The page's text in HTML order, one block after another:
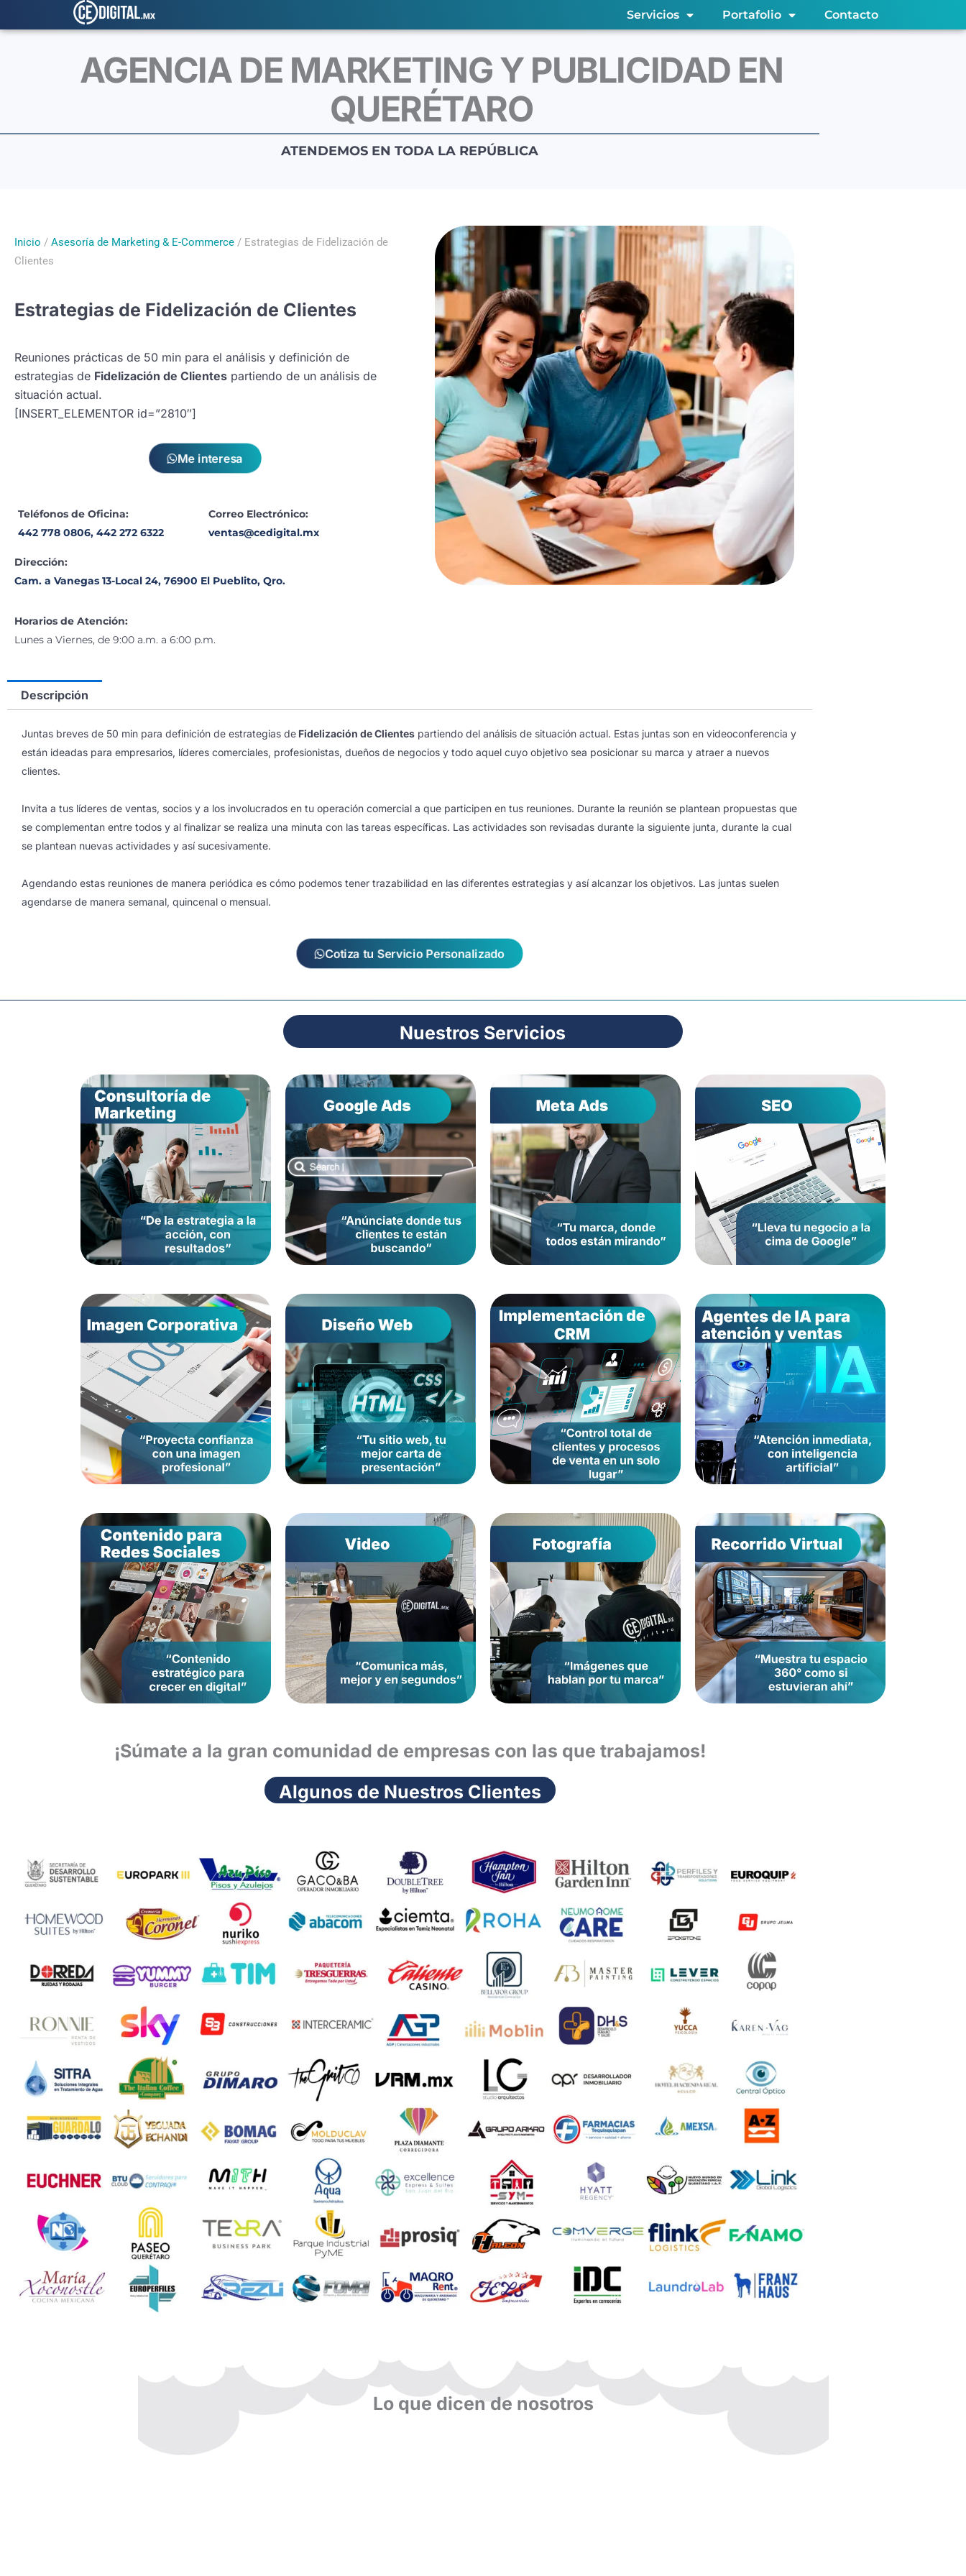
al
Servicios Portafolio Contacto
AGENCIA DE MARKETING Y PUBLICIDAD EN
QUERÉTARO
ATENDEMOS EN TODA LA REPÚBLICA
Inicio / Asesoría de Marketing & E-Commerce / Estrategias de Fidelización de
Clientes
Estrategias de Fidelización de Clientes
Reuniones prácticas de 50 min para el análisis y definición de
estrategias de Fidelización de Clientes partiendo de un análisis de
situación actual.
[INSERT_ELEMENTOR id=”2810″]
Me interesa
Teléfonos de Oficina:
442 778 0806, 442 272 6322
Correo Electrónico:
ventas@cedigital.mx
Dirección:
Cam. a Vanegas 13-Local 24, 76900 El Pueblito, Qro.
Horarios de Atención:
Lunes a Viernes, de 9:00 a.m. a 6:00 p.m.
Descripción
Juntas breves de 50 min para definición de estrategias de Fidelización de Clientes partiendo del análisis de situación actual. Estas juntas son en videoconferencia y
están ideadas para empresarios, líderes comerciales, profesionistas, dueños de negocios y todo aquel cuyo objetivo sea posicionar su marca y atraer a nuevos
clientes.
Invita a tus líderes de ventas, socios y a los involucrados en tu operación comercial a que participen en tus reuniones. Durante la reunión se plantean propuestas que
se complementan entre todos y al finalizar se realiza una minuta con las tareas específicas. Las actividades son revisadas durante la siguiente junta, durante la cual
se plantean nuevas actividades y así sucesivamente.
Agendando estas reuniones de manera periódica es cómo podemos tener trazabilidad en las diferentes estrategias y así alcanzar los objetivos. Las juntas suelen
agendarse de manera semanal, quincenal o mensual.
Cotiza tu Servicio Personalizado
Nuestros Servicios
¡Súmate a la gran comunidad de empresas con las que trabajamos!
Algunos de Nuestros Clientes
Lo que dicen de nosotros